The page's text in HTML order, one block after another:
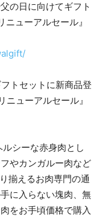
の日に向けてギフト
ューアルセール』
シーな赤身肉とし
やカンガルー肉など
揃えるお肉専門の通
に入らない塊肉、無
をお手頃価格で購入